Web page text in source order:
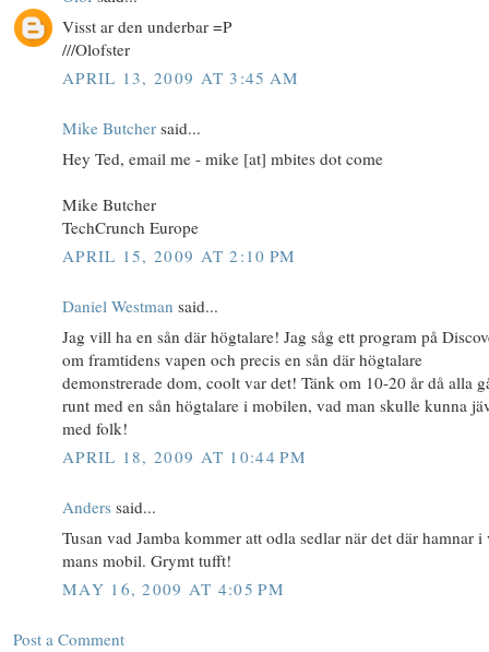
Visst ar den underbar =P
///Olofster
APRIL 13, 2009 AT 3:45 AM
Mike Butcher said...
Hey Ted, email me - mike [at] mbites dot come
Mike Butcher
TechCrunch Europe
APRIL 15, 2009 AT 2:10 PM
Daniel Westman said...
Jag vill ha en sån där högtalare! Jag såg ett program på
om framtidens vapen och precis en sån där högtalare
demonstrerade dom, coolt var det! Tänk om 10-20 år då alla
runt med en sån högtalare i mobilen, vad man skulle kunna
med folk!
APRIL 18, 2009 AT 10:44 PM
Anders said...
Tusan vad Jamba kommer att odla sedlar när det där hamnar i
mans mobil. Grymt tufft!
MAY 16, 2009 AT 4:05 PM
Post a Comment